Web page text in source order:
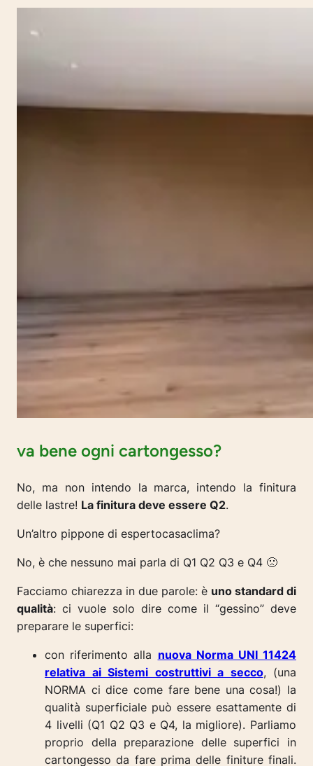
va bene ogni cartongesso?
No, ma non intendo la marca, intendo la finitura
delle lastre! La finitura deve essere Q2.
Un’altro pippone di espertocasaclima?
No, è che nessuno mai parla di Q1 Q2 Q3 e Q4 🙁
Facciamo chiarezza in due parole: è uno standard di
qualità: ci vuole solo dire come il “gessino” deve
preparare le superfici:
con riferimento alla nuova Norma UNI 11424
relativa ai Sistemi costruttivi a secco, (una
NORMA ci dice come fare bene una cosa!) la
qualità superficiale può essere esattamente di
4 livelli (Q1 Q2 Q3 e Q4, la migliore). Parliamo
proprio della preparazione delle superfici in
cartongesso da fare prima delle finiture finali.